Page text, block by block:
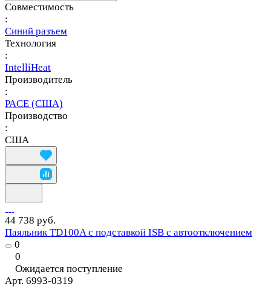
Совместимость
:
Синий разъем
Технология
:
IntelliHeat
Производитель
:
PACE (США)
Производство
:
США
44 738 руб.
Паяльник TD100A с подставкой ISB c автоотключением
0
0
Ожидается поступление
Арт. 6993-0319